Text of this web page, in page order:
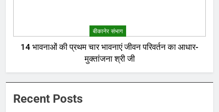
बीकानेर संभाग
14 भावनाओं की प्रथम चार भावनाएं जीवन परिवर्तन का आधार-
मुक्तांजना श्री जी
Recent Posts